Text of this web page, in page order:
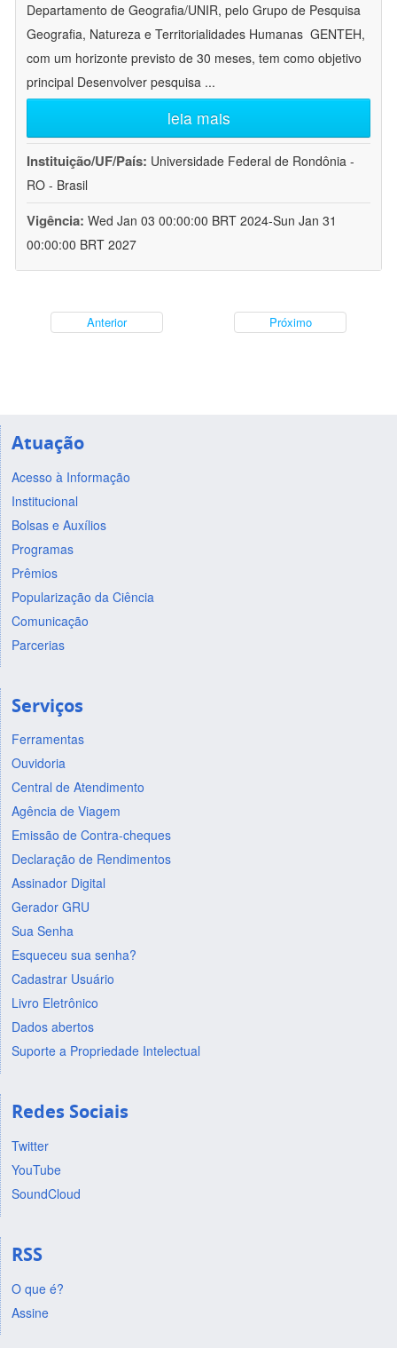
Departamento de Geografia/UNIR, pelo Grupo de Pesquisa
Geografia, Natureza e Territorialidades Humanas  GENTEH,
com um horizonte previsto de 30 meses, tem como objetivo
principal Desenvolver pesquisa ...
leia mais
Instituição/UF/País: Universidade Federal de Rondônia -
RO - Brasil
Vigência: Wed Jan 03 00:00:00 BRT 2024-Sun Jan 31
00:00:00 BRT 2027
Anterior Próximo
Atuação
Acesso à Informação
Institucional
Bolsas e Auxílios
Programas
Prêmios
Popularização da Ciência
Comunicação
Parcerias
Serviços
Ferramentas
Ouvidoria
Central de Atendimento
Agência de Viagem
Emissão de Contra-cheques
Declaração de Rendimentos
Assinador Digital
Gerador GRU
Sua Senha
Esqueceu sua senha?
Cadastrar Usuário
Livro Eletrônico
Dados abertos
Suporte a Propriedade Intelectual
Redes Sociais
Twitter
YouTube
SoundCloud
RSS
O que é?
Assine